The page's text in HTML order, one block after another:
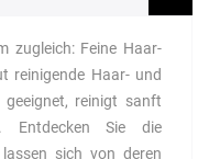
zugleich: Feine Haar-
reinigende Haar- und
reinigt sanft
Entdecken Sie die
sich von deren